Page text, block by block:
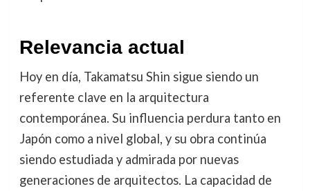
Relevancia actual
Hoy en día, Takamatsu Shin sigue siendo un
referente clave en la arquitectura
contemporánea. Su influencia perdura tanto en
Japón como a nivel global, y su obra continúa
siendo estudiada y admirada por nuevas
generaciones de arquitectos. La capacidad de